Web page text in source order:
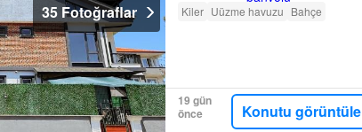
35 Fotoğraflar
Kiler Uüzme havuzu Bahçe
19 gün
önce
Konutu görüntüle